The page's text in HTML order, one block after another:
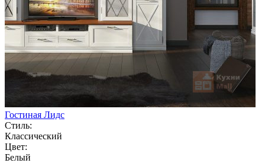
Гостиная Лидс
Стиль:
Классический
Цвет:
Белый